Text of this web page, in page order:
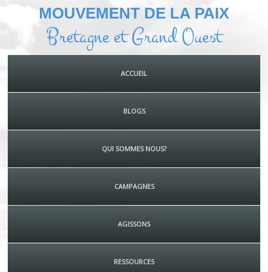
MOUVEMENT DE LA PAIX
Bretagne et Grand Ouest
ACCUEIL
BLOGS
QUI SOMMES NOUS?
CAMPAGNES
AGISSONS
RESSOURCES